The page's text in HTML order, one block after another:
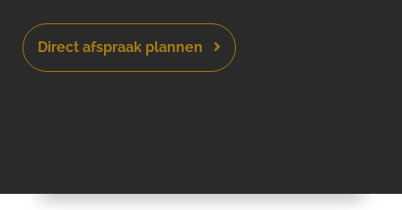
Direct afspraak plannen